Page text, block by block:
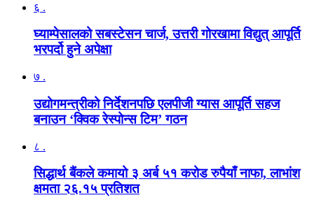
६ .
घ्याम्पेसालको सबस्टेसन चार्ज, उत्तरी गोरखामा विद्युत् आपूर्ति
भरपर्दो हुने अपेक्षा
७ .
उद्योगमन्त्रीको निर्देशनपछि एलपीजी ग्यास आपूर्ति सहज
बनाउन ‘क्विक रेस्पोन्स टिम’ गठन
८ .
सिद्धार्थ बैंकले कमायो ३ अर्ब ५१ करोड रुपैयाँ नाफा, लाभांश
क्षमता २६.१५ प्रतिशत